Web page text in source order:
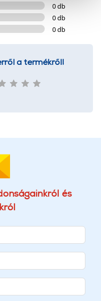
nem alkalmasak,
Az oldal
k használatát.
0 db
0 db
0 db
a termékről!
és